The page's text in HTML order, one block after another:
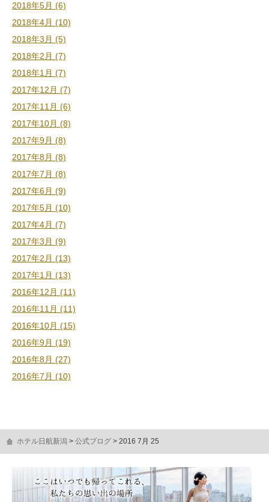
2018年5月 (6)
2018年4月 (10)
2018年3月 (5)
2018年2月 (7)
2018年1月 (7)
2017年12月 (7)
2017年11月 (6)
2017年10月 (8)
2017年9月 (8)
2017年8月 (8)
2017年7月 (8)
2017年6月 (9)
2017年5月 (10)
2017年4月 (7)
2017年3月 (9)
2017年2月 (13)
2017年1月 (13)
2016年12月 (11)
2016年11月 (11)
2016年10月 (15)
2016年9月 (19)
2016年8月 (27)
2016年7月 (10)
ホテル日航新潟 公式ブログ 2016 7月 25